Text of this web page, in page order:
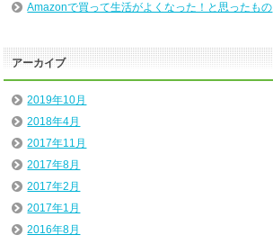
Amazonで買って生活がよくなった！と思ったもの
アーカイブ
2019年10月
2018年4月
2017年11月
2017年8月
2017年2月
2017年1月
2016年8月